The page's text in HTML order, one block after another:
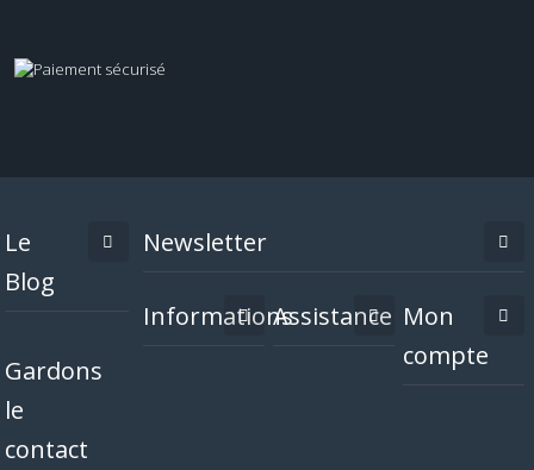
Le
Blog
Gardons
le
contact
Newsletter
InformationsAssistance Mon
compte